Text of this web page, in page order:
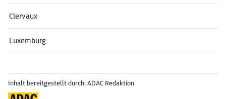
Clervaux
Luxemburg
Inhalt bereitgestellt durch: ADAC Redaktion